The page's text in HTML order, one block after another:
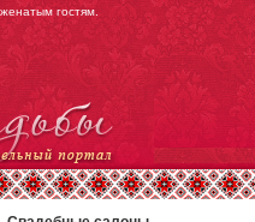
гостям.